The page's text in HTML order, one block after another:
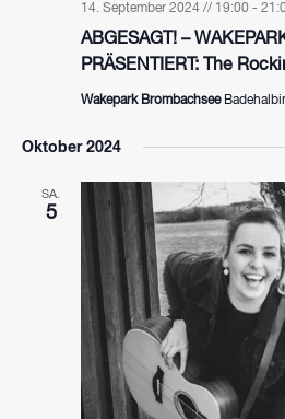
ABGESAGT! –
PRÄSENTIERT: The
14. September 2024 // 19:00 -
Wakepark Brombachsee
Oktober 2024
SA.
5